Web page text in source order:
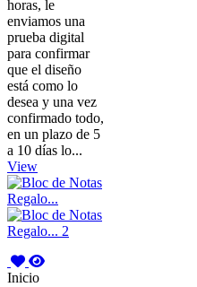
horas, le
enviamos una
prueba digital
para confirmar
que el diseño
está como lo
desea y una vez
confirmado todo,
en un plazo de 5
a 10 días lo...
View
Inicio